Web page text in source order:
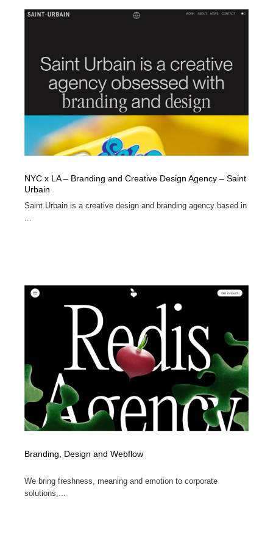
NYC x LA – Branding and Creative Design Agency – Saint
Urbain
Saint Urbain is a creative design and branding agency based in
...
Branding, Design and Webflow
We bring freshness, meaning and emotion to corporate
solutions,...